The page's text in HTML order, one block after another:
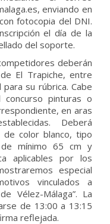
enviando en
fotocopia del DNI.
el día de la
del soporte.
deberán
El Trapiche, entre
su rúbrica. Cabe
pinturas o
en aras
Deberá
color blanco, tipo
mínimo 65 cm y
aplicables por los
especial
vinculados a
Vélez-Málaga”. La
de 13:00 a 13:15
reflejada.